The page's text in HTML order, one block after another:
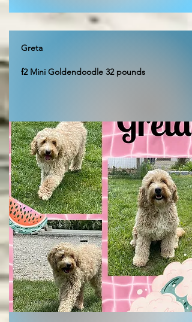
Greta
f2 Mini Goldendoodle 32 pounds